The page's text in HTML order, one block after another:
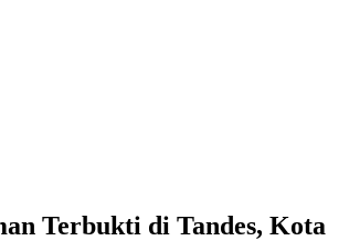
Terbukti di Tandes, Kota